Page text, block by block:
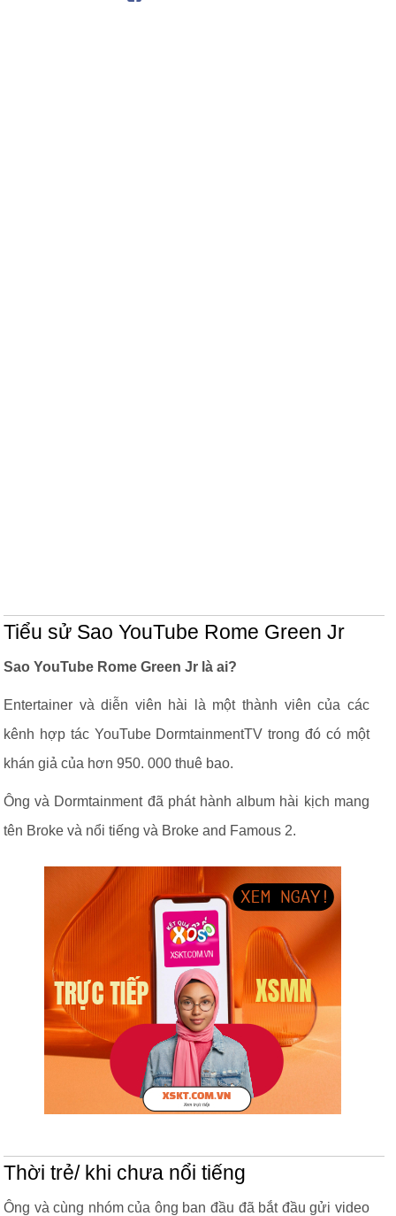
Tiểu sử Sao YouTube Rome Green Jr
Sao YouTube Rome Green Jr là ai?
Entertainer và diễn viên hài là một thành viên của các
kênh hợp tác YouTube DormtainmentTV trong đó có một
khán giả của hơn 950. 000 thuê bao.
Ông và Dormtainment đã phát hành album hài kịch mang
tên Broke và nổi tiếng và Broke and Famous 2.
Thời trẻ/ khi chưa nổi tiếng
Ông và cùng nhóm của ông ban đầu đã bắt đầu gửi video